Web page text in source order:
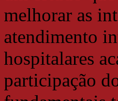
melhorar as
atendimento
hospitalares
participação